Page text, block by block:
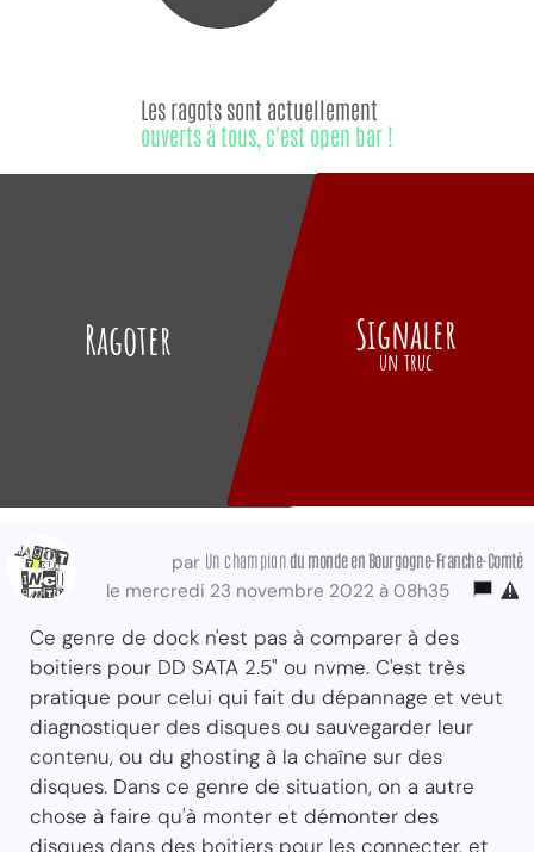
Ragoter
Les ragots sont actuellement
ouverts à tous, c'est open bar !
Signaler
un truc
par Un champion du mondeen Bourgogne-Franche-Comté
le mercredi 23 novembre 2022 à 08h35
Ce genre de dock n'est pas à comparer à des
boitiers pour DD SATA 2.5" ou nvme. C'est très
pratique pour celui qui fait du dépannage et veut
diagnostiquer des disques ou sauvegarder leur
contenu, ou du ghosting à la chaîne sur des
disques. Dans ce genre de situation, on a autre
chose à faire qu'à monter et démonter des
disques dans des boitiers pour les connecter, et